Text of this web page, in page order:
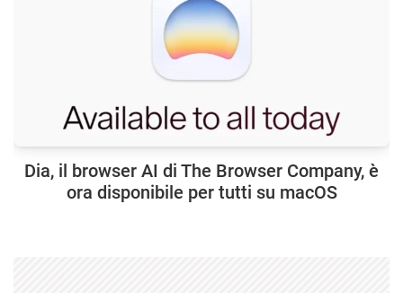
Dia, il browser AI di The Browser Company, è
ora disponibile per tutti su macOS